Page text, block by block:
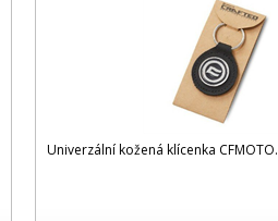
Univerzální kožená klícenka CFMOTO.